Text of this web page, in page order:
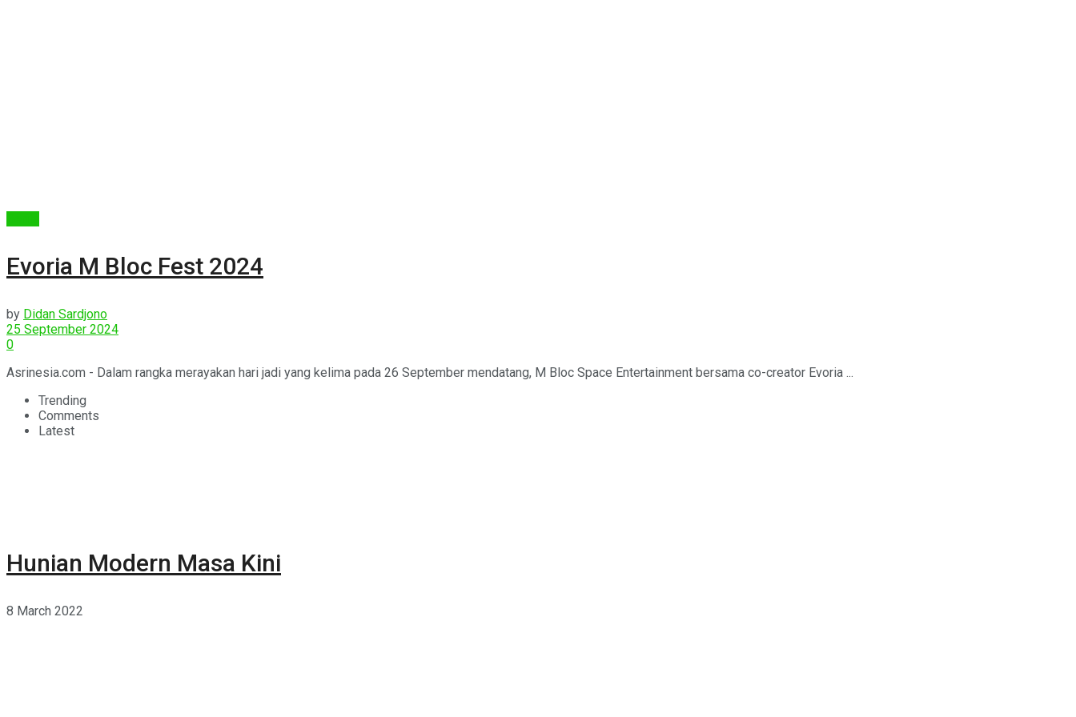
Evoria M Bloc Fest 2024
by Didan Sardjono
25 September 2024
0
Asrinesia.com - Dalam rangka merayakan hari jadi yang kelima pada 26 September mendatang, M Bloc Space Entertainment bersama co-creator Evoria ...
Trending
Comments
Latest
Hunian Modern Masa Kini
8 March 2022